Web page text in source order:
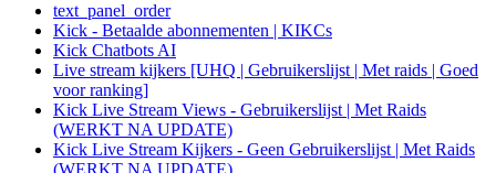
text_panel_order
Kick - Betaalde abonnementen | KIKCs
Kick Chatbots AI
Live stream kijkers [UHQ | Gebruikerslijst | Met raids | Goed
voor ranking]
Kick Live Stream Views - Gebruikerslijst | Met Raids
(WERKT NA UPDATE)
Kick Live Stream Kijkers - Geen Gebruikerslijst | Met Raids
(WERKT NA UPDATE)